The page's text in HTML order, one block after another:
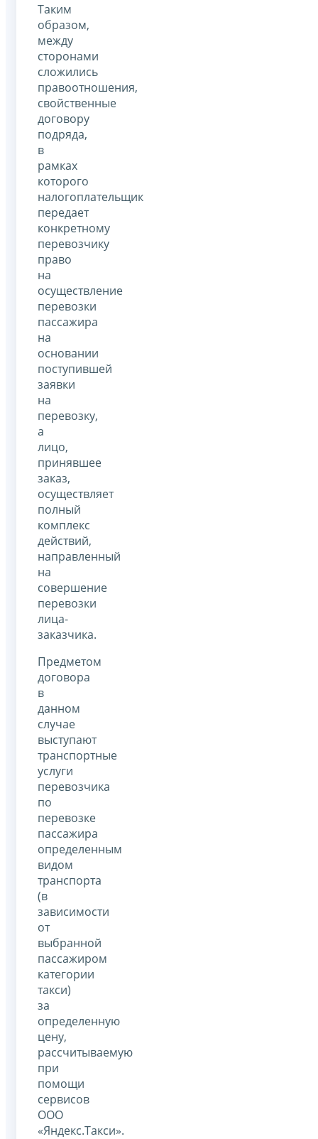
Таким
образом,
между
сторонами
сложились
правоотношения,
свойственные
договору
подряда,
в
рамках
которого
налогоплательщик
передает
конкретному
перевозчику
право
на
осуществление
перевозки
пассажира
на
основании
поступившей
заявки
на
перевозку,
а
лицо,
принявшее
заказ,
осуществляет
полный
комплекс
действий,
направленный
на
совершение
перевозки
лица-
заказчика.
Предметом
договора
в
данном
случае
выступают
транспортные
услуги
перевозчика
по
перевозке
пассажира
определенным
видом
транспорта
(в
зависимости
от
выбранной
пассажиром
категории
такси)
за
определенную
цену,
рассчитываемую
при
помощи
сервисов
ООО
«Яндекс.Такси».